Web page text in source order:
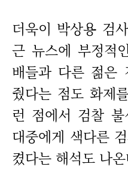
더욱이 박상용 검
근 뉴스에 부정적
배들과 다른 젊은
줬다는 점도 화제
런 점에서 검찰 불
대중에게 색다른
켰다는 해석도 나